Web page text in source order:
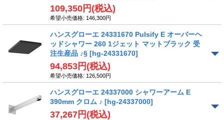
109,350円 (税込)
希望小売価格: 146,300円
ハンスグローエ 24331670 Pulsify E オーバーヘ
ッドシャワー 260 1ジェット マットブラック 受
注生産品 ♪§ [hg-24331670]
94,853円 (税込)
希望小売価格: 126,500円
ハンスグローエ 24337000 シャワーアーム E
390mm クロム ♪ [hg-24337000]
37,267円 (税込)